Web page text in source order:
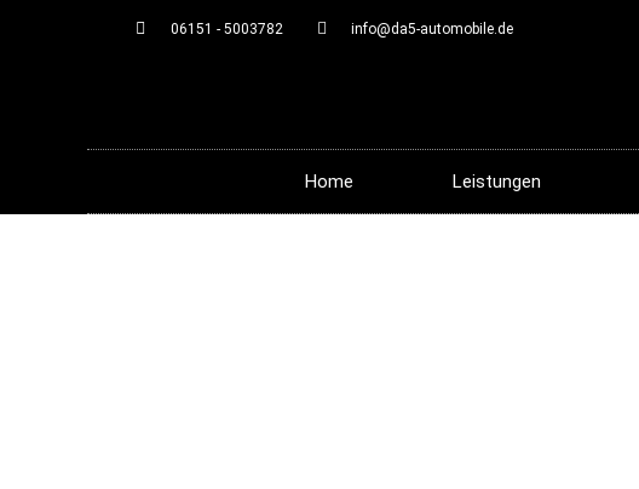
06151 - 5003782 info@da5-automobile.de
Home Leistungen